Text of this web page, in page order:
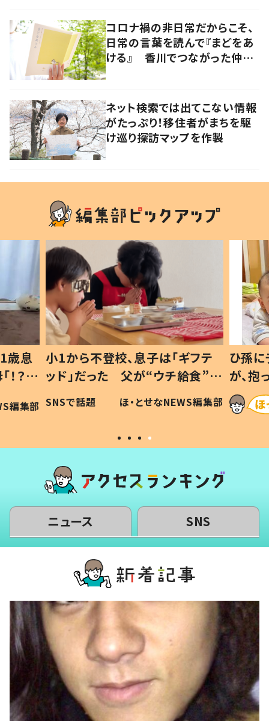
コロナ禍の非日常だからこそ、
日常の言葉を読んで『まどをあ
ける』 香川でつながった仲間
ネット検索では出てこない情報
がたっぷり！移住者がまちを駆
け巡り探訪マップを作製
歳息
？」
編集部
小1から不登校、息子は「ギフテ
ッド」だった 父が“ウチ給食”を
作り続ける理由とは #令和の親
#令和の子
SNSで話題 ほ・とせなNEWS編集部
ひ孫
が、
「涙が
い」
ニュース SNS